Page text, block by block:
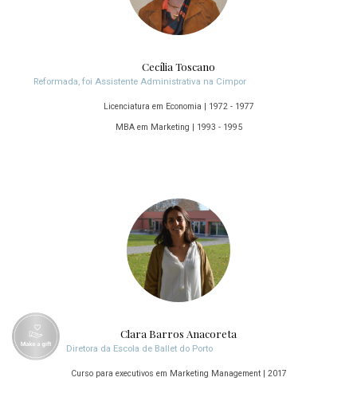
Cecília Toscano
Reformada, foi Assistente Administrativa na Cimpor
Licenciatura em Economia | 1972 - 1977
MBA em Marketing | 1993 - 1995
Clara Barros Anacoreta
Diretora da Escola de Ballet do Porto
Curso para executivos em Marketing Management | 2017